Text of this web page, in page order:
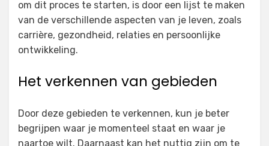
om dit proces te starten, is door een lijst te maken
van de verschillende aspecten van je leven, zoals
carrière, gezondheid, relaties en persoonlijke
ontwikkeling.
Het verkennen van gebieden
Door deze gebieden te verkennen, kun je beter
begrijpen waar je momenteel staat en waar je
naartoe wilt. Daarnaast kan het nuttig zijn om te